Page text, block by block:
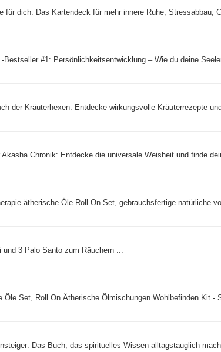
für dich: Das Kartendeck für mehr innere Ruhe, Stressabbau,
Bestseller #1: Persönlichkeitsentwicklung – Wie du deine
der Kräuterhexen: Entdecke wirkungsvolle Kräuterrezepte
Akasha Chronik: Entdecke die universale Weisheit und finde
ätherische Öle Roll On Set, gebrauchsfertige natürliche
und 3 Palo Santo zum Räuchern ...
Öle Set, Roll On Ätherische Ölmischungen Wohlbefinden Kit -
Das Buch, das spirituelles Wissen alltagstauglich